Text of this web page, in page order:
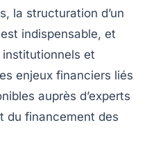
la structuration d’un
est indispensable, et
et
enjeux financiers liés
auprès d’experts
du financement des